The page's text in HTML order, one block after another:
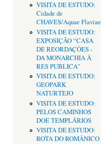
VISITA DE ESTUDO:
Cidade de
CHAVES/Aquae Flaviae
VISITA DE ESTUDO:
EXPOSIÇÃO “CASA
DE REORDAÇÔES -
DA MONARCHIA À
RES PUBLICA"
VISITA DE ESTUDO:
GEOPARK
NATURTEJO
VISITA DE ESTUDO:
PELOS CAMINHOS
DOE TEMPLÁRIOS
VISITA DE ESTUDO:
ROTA DO ROMÂNICO